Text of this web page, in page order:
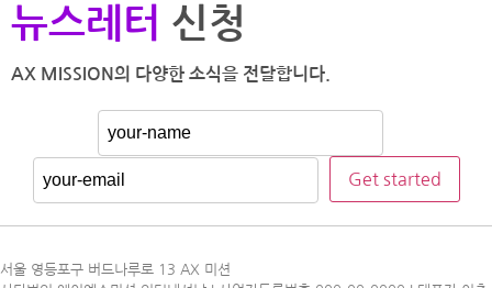
뉴스레터 신청
AX MISSION의 다양한 소식을 전달합니다.
서울 영등포구 버드나루로 13 AX 미션